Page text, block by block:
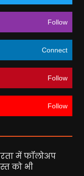
Follow
Connect
Follow
Follow
में फॉलोअप
को भी